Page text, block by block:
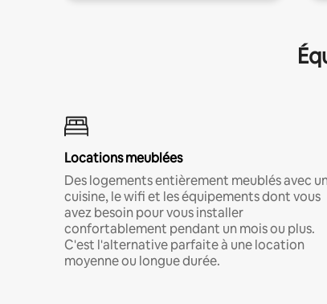
Locations meublées
Des logements entièrement meublés avec
cuisine, le wifi et les équipements dont vous
avez besoin pour vous installer
confortablement pendant un mois ou plus.
C'est l'alternative parfaite à une location
moyenne ou longue durée.